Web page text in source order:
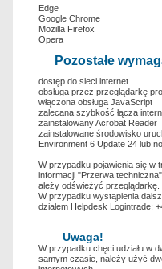
Edge
Google Chrome
Mozilla Firefox
Opera
Pozostałe
dostęp do sieci internet
obsługa przez przeglądarkę
włączona obsługa JavaScript
zalecana szybkość łącza
zainstalowany Acrobat Reader
zainstalowane środowisko
Environment 6 Update 24 lub
W przypadku pojawienia się w
informacji "Przerwa
ależy odświeżyć przeglądarkę.
W przypadku wystąpienia
działem Helpdesk Logintrade:
Uwaga!
W przypadku chęci udziału w
samym czasie, należy użyć